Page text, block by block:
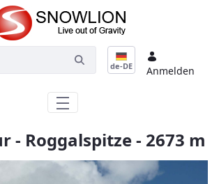
springen
de-DE Anmelden
- Roggalspitze - 2673 m